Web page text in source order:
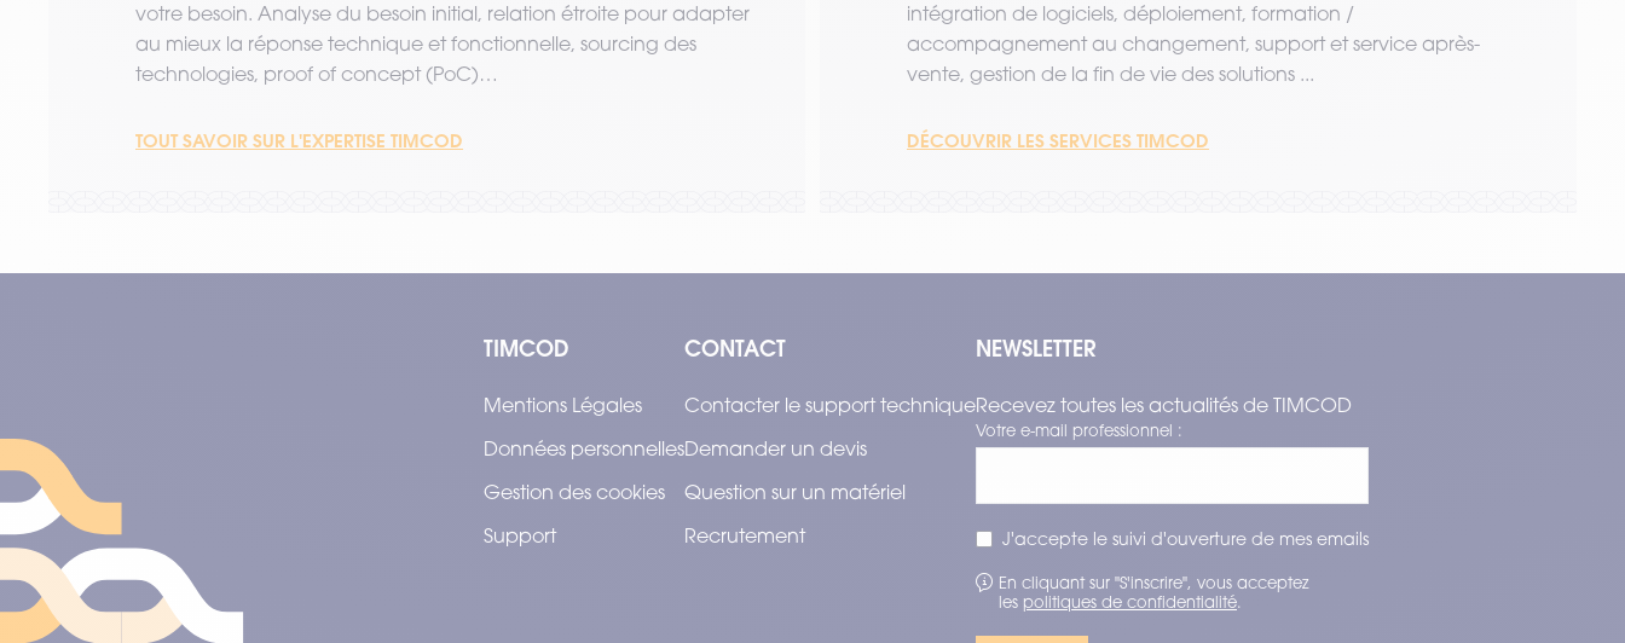
votre besoin. Analyse du besoin initial, relation étroite pour adapter
au mieux la réponse technique et fonctionnelle, sourcing des
technologies, proof of concept (PoC)…
TOUT SAVOIR SUR L'EXPERTISE TIMCOD
intégration de logiciels, déploiement, formation /
accompagnement au changement, support et service après-
vente, gestion de la fin de vie des solutions ...
DÉCOUVRIR LES SERVICES TIMCOD
TIMCOD
Mentions Légales
Données personnelles
Gestion des cookies
Support
CONTACT
Contacter le support technique
Demander un devis
Question sur un matériel
Recrutement
NEWSLETTER
Recevez toutes les actualités de TIMCOD
Votre e-mail professionnel :
J'accepte le suivi d'ouverture de mes emails
En cliquant sur "S'inscrire", vous acceptez
les politiques de confidentialité.